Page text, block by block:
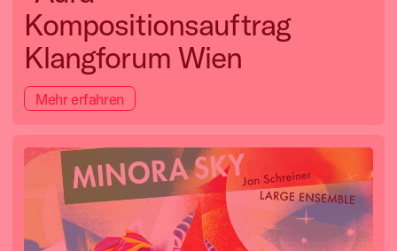
Kompositionsauftrag
Klangforum Wien
Mehr erfahren